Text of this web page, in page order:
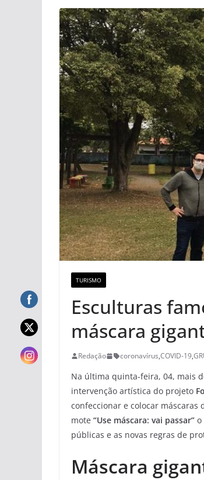
TURISMO
Esculturas
máscara
Redação coronavírus,COVID-19,
Na última quinta-feira, 04, mais
intervenção artística do projeto
confeccionar e colocar
mote “Use máscara: vai passar” o
públicas e as novas regras de
Máscara